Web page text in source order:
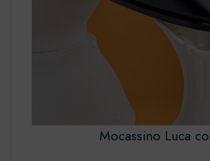
Mocassino Luca